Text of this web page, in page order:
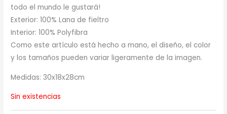
todo el mundo le gustará!
Exterior: 100% Lana de fieltro
Interior: 100% Polyfibra
Como este artículo está hecho a mano, el diseño, el color
y los tamaños pueden variar ligeramente de la imagen.
Medidas: 30x18x28cm
Sin existencias